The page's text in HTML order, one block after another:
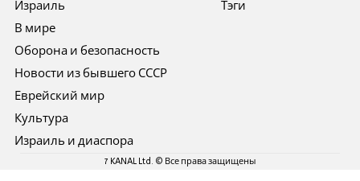
Израиль
В мире
Оборона и безопасность
Новости из бывшего СССР
Еврейский мир
Культура
Израиль и диаспора
Тэги
7 KANAL Ltd. © Все права защищены